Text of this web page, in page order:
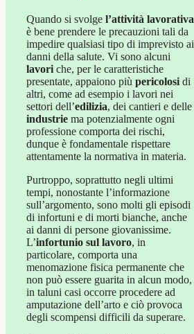
Quando si svolge l’attività lavorativa
è bene prendere le precauzioni tali da
impedire qualsiasi tipo di imprevisto ai
danni della salute. Vi sono alcuni
lavori che, per le caratteristiche
presentate, appaiono più pericolosi di
altri, come ad esempio i lavori nei
settori dell’edilizia, dei cantieri e delle
industrie ma potenzialmente ogni
professione comporta dei rischi,
dunque è fondamentale rispettare
attentamente la normativa in materia.
Purtroppo, soprattutto negli ultimi
tempi, nonostante l’informazione
sull’argomento, sono molti gli episodi
di infortuni e di morti bianche, anche
ai danni di persone giovanissime.
L’infortunio sul lavoro, in
particolare, comporta una
menomazione fisica permanente che
non può essere guarita in alcun modo,
in taluni casi occorre procedere ad
amputazione dell’arto e ciò provoca
degli scompensi difficili da superare.